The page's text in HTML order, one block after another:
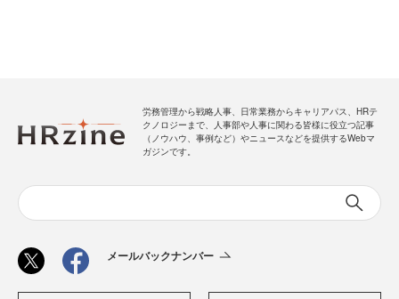
労務管理から戦略人事、日常業務からキャリアパス、HRテ
クノロジーまで、人事部や人事に関わる皆様に役立つ記事
（ノウハウ、事例など）やニュースなどを提供するWebマ
ガジンです。
メールバックナンバー